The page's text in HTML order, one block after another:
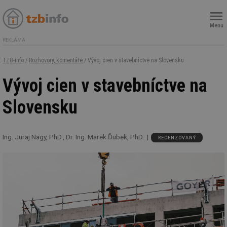
Menu
REKLAMA
TZB-info / Rozhovory, komentáře / Vývoj cien v stavebníctve na Slovensku
Vývoj cien v stavebníctve na
Slovensku
Ing. Juraj Nagy, PhD., Dr. Ing. Marek Ďubek, PhD. RECENZOVANÝ